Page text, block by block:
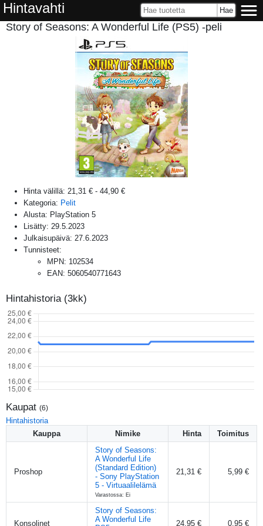
Hintavahti
Story of Seasons: A Wonderful Life (PS5) -peli
Hinta välillä: 21,31 € - 44,90 €
Kategoria: Pelit
Alusta: PlayStation 5
Lisätty: 29.5.2023
Julkaisupäivä: 27.6.2023
Tunnisteet:
MPN: 102534
EAN: 5060540771643
Hintahistoria (3kk)
Kaupat (6)
Hintahistoria
Kauppa
Nimike Hinta Toimitus
Proshop
Story of Seasons:
A Wonderful Life
(Standard Edition)
- Sony PlayStation
5 - Virtuaalilelämä
Varastossa: Ei
21,31 € 5,99 €
Konsolinet
Story of Seasons:
A Wonderful Life
24,95 € 0,95 €